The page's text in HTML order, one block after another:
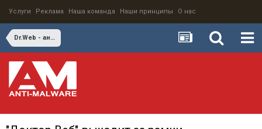
Услуги Реклама Наша команда Наши принципы О нас
Dr.Web - антивирусная защита для дома и офиса